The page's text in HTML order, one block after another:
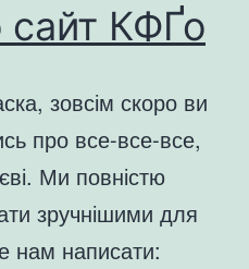
КФҐо
зовсім скоро ви
про все-все-все,
Ми повністю
зручнішими для
нам написати: